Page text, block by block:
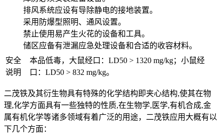
排风系统应设有导除静电的接地装置。
采用防爆型照明、通风设置。
禁止使用易产生火花的设备和工具。
储区应备有泄漏应急处理设备和合适的收容材料。
安全
说明
本品低毒，大鼠经口：LD50 > 1320 mg/kg；小鼠经
口：LD50 > 832 mg/kg。
二茂铁及其衍生物具有特殊的化学结构即夹心结构,使其在物
理,化学方面具有一些独特的性质,在生物学,医学,有机合成,金
属有机化学等诸多领域有着广泛的用途，二茂铁应用大概有以
下几个方面：